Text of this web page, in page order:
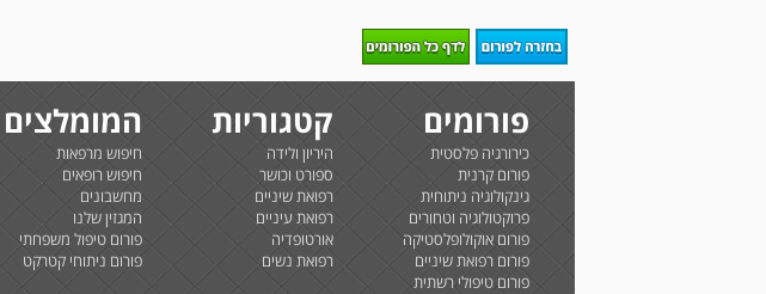
פורומים
כירורגיה פלסטית
פורום קרנית
גינקולוגיה ניתוחית
פרוקטולוגיה וטחורים
פורום אוקולופלסטיקה
פורום רפואת שיניים
פורום טיפולי רשתית
קטגוריות
היריון ולידה
ספורט וכושר
רפואת שיניים
רפואת עיניים
אורטופדיה
רפואת נשים
חיפוש מרפאות
חיפוש רופאים
מחשבונים
המגזין שלנו
פורום טיפול משפחתי
פורום ניתוחי קטרקט